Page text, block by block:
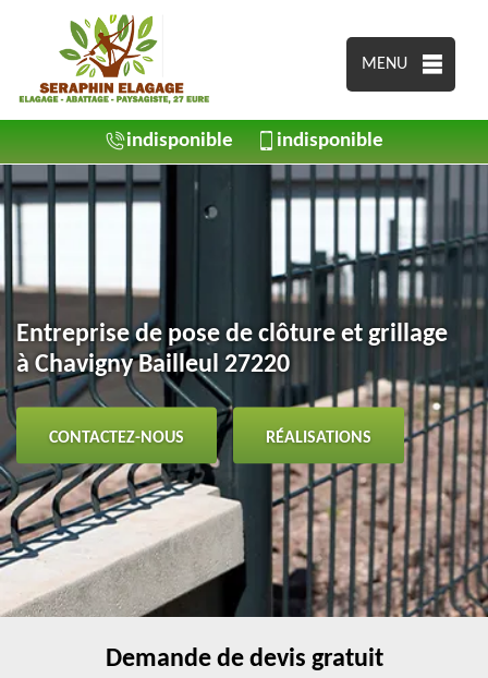
MENU
indisponible indisponible
Entreprise de pose de clôture et grillage
à Chavigny Bailleul 27220
CONTACTEZ-NOUS RÉALISATIONS
Demande de devis gratuit